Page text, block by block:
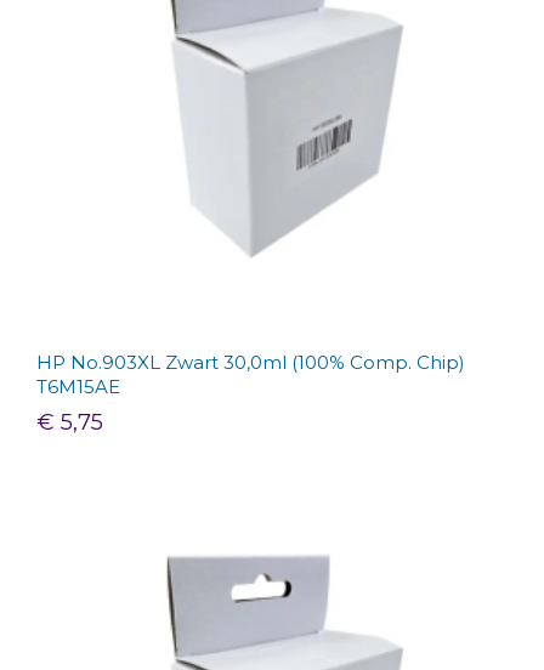
HP No.903XL Zwart 30,0ml (100% Comp. Chip)
T6M15AE
€ 5,75